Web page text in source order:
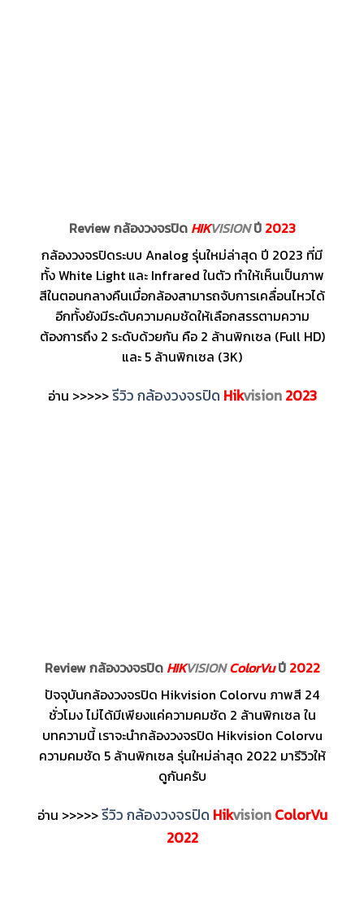
Review กล้องวงจรปิด HIKVISIONปี 2023
กล้องวงจรปิดระบบ Analog รุ่นใหม่ล่าสุด ปี 2023 ที่มี
ทั้ง White Light และ Infrared ในตัว ทำให้เห็นเป็นภาพ
สีในตอนกลางคืนเมื่อกล้องสามารถจับการเคลื่อนไหวได้
อีกทั้งยังมีระดับความคมชัดให้เลือกสรรตามความ
ต้องการถึง 2 ระดับด้วยกัน คือ 2 ล้านพิกเซล (Full HD)
และ 5 ล้านพิกเซล (3K)
อ่าน >>>>>รีวิว กล้องวงจรปิด Hikvision 2023
Review กล้องวงจรปิด HIKVISIONColorVuปี 2022
ปัจจุบันกล้องวงจรปิด Hikvision Colorvu ภาพสี 24
ชั่วโมง ไม่ได้มีเพียงแค่ความคมชัด 2 ล้านพิกเซล ใน
บทความนี้ เราจะนำกล้องวงจรปิด Hikvision Colorvu
ความคมชัด 5 ล้านพิกเซล รุ่นใหม่ล่าสุด 2022 มารีวิวให้
ดูกันครับ
อ่าน >>>>>รีวิว กล้องวงจรปิด Hikvision ColorVu
2022